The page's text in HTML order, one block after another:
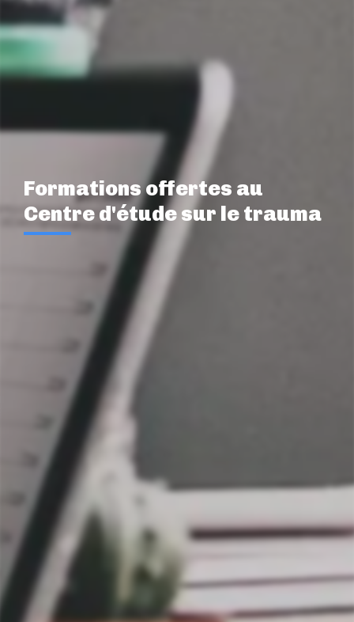
Formations offertes au
Centre d'étude sur le trauma